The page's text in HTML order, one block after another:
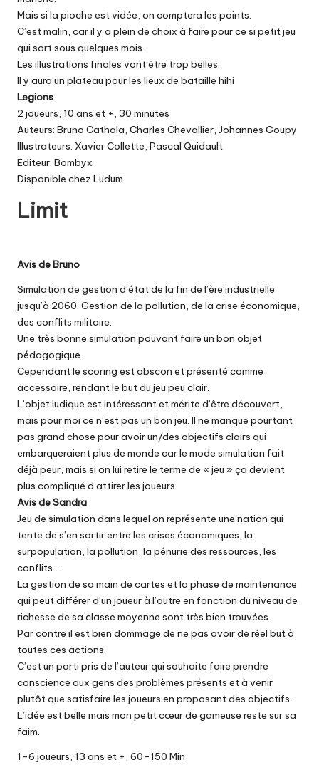
Mais si la pioche est vidée, on comptera les points.
C’est malin, car il y a plein de choix à faire pour ce si petit jeu
qui sort sous quelques mois.
Les illustrations finales vont être trop belles.
Il y aura un plateau pour les lieux de bataille hihi
Legions
2 joueurs, 10 ans et +, 30 minutes
Auteurs: Bruno Cathala, Charles Chevallier, Johannes Goupy
Illustrateurs: Xavier Collette, Pascal Quidault
Editeur: Bombyx
Disponible chez Ludum
Limit
Avis de Bruno
Simulation de gestion d’état de la fin de l’ère industrielle
jusqu’à 2060. Gestion de la pollution, de la crise économique,
des conflits militaire.
Une très bonne simulation pouvant faire un bon objet
pédagogique.
Cependant le scoring est abscon et présenté comme
accessoire, rendant le but du jeu peu clair.
L’objet ludique est intéressant et mérite d’être découvert,
mais pour moi ce n’est pas un bon jeu. Il ne manque pourtant
pas grand chose pour avoir un/des objectifs clairs qui
embarqueraient plus de monde car le mode simulation fait
déjà peur, mais si on lui retire le terme de « jeu » ça devient
plus compliqué d’attirer les joueurs.
Avis de Sandra
Jeu de simulation dans lequel on représente une nation qui
tente de s’en sortir entre les crises économiques, la
surpopulation, la pollution, la pénurie des ressources, les
conflits …
La gestion de sa main de cartes et la phase de maintenance
qui peut différer d’un joueur à l’autre en fonction du niveau de
richesse de sa classe moyenne sont très bien trouvées.
Par contre il est bien dommage de ne pas avoir de réel but à
toutes ces actions.
C’est un parti pris de l’auteur qui souhaite faire prendre
conscience aux gens des problèmes présents et à venir
plutôt que satisfaire les joueurs en proposant des objectifs.
L’idée est belle mais mon petit cœur de gameuse reste sur sa
faim.
1–6 joueurs, 13 ans et +, 60–150 Min